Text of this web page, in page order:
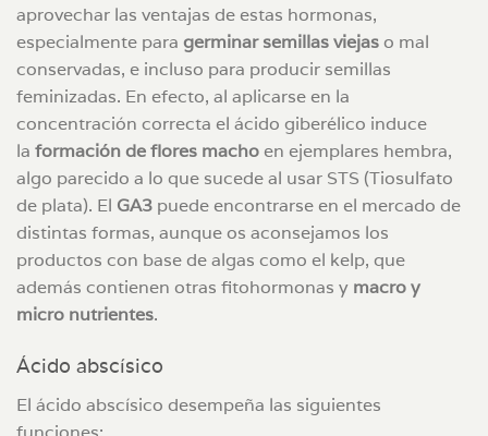
aprovechar las ventajas de estas hormonas,
especialmente para germinar semillas viejaso mal
conservadas, e incluso para producir semillas
feminizadas. En efecto, al aplicarse en la
concentración correcta el ácido giberélico induce
la formación de flores macho en ejemplares hembra,
algo parecido a lo que sucede al usar STS (Tiosulfato
de plata). El GA3 puede encontrarse en el mercado de
distintas formas, aunque os aconsejamos los
productos con base de algas como el kelp, que
además contienen otras fitohormonas y macro y
micro nutrientes.
Ácido abscísico
El ácido abscísico desempeña las siguientes